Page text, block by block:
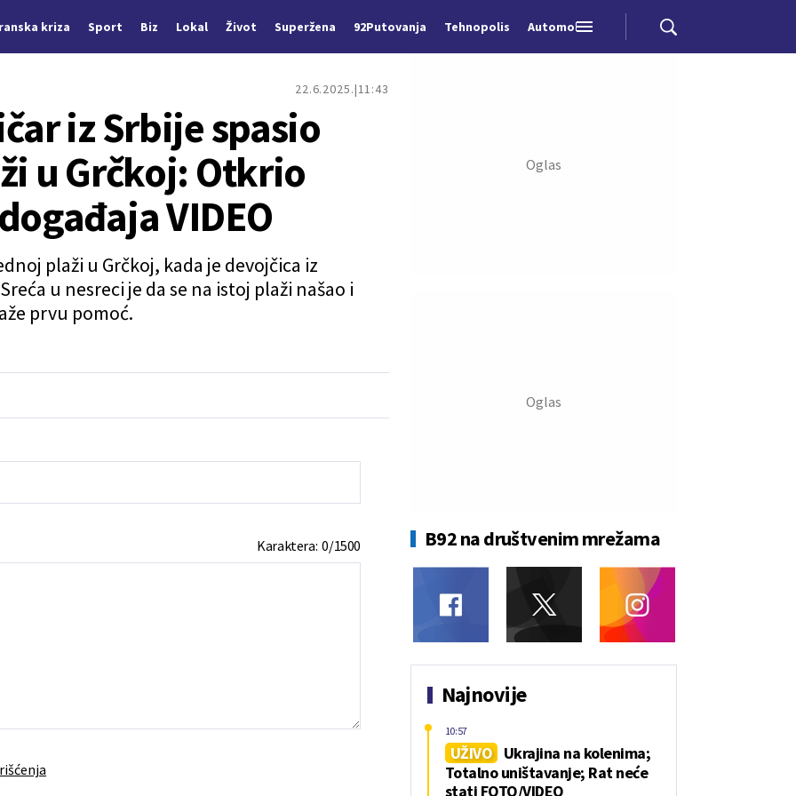
kriza Sport Biz Lokal Život Superžena 92Putovanja Tehnopolis Automobili
22.6.2025. 11:43
iz Srbije spasio
u Grčkoj: Otkrio
VIDEO
plaži u Grčkoj, kada je devojčica iz
u nesreci je da se na istoj plaži našao i
prvu pomoć.
Karaktera:0/1500 B92 na društvenim mrežama
Najnovije
UŽIVO
Ukrajina na kolenima;
Totalno uništavanje; Rat neće
stati FOTO/VIDEO
10:57